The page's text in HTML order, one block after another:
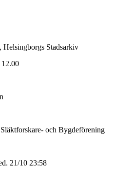
Helsingborgs Stadsarkiv
12.00
och Bygdeförening
21/10 23:58